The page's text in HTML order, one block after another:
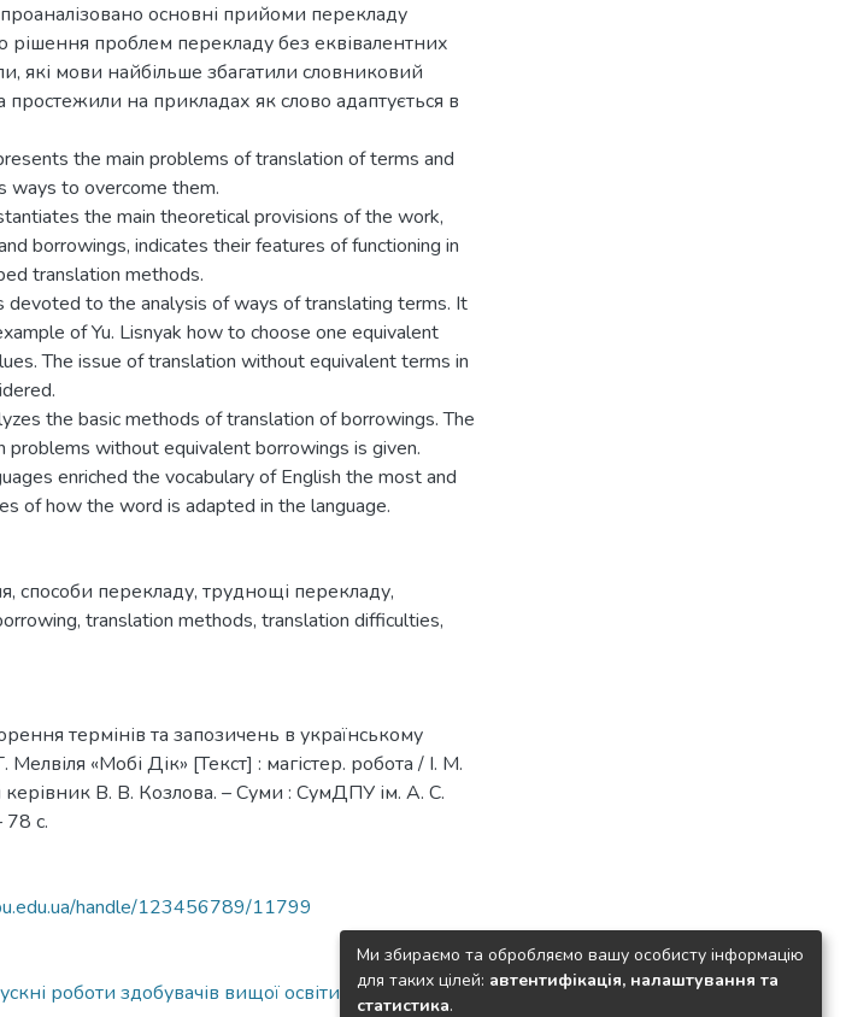
основні прийоми перекладу
рішення проблем перекладу без еквівалентних
які мови найбільше збагатили словниковий
простежили на прикладах як слово адаптується в
the main problems of translation of terms and
ways to overcome them.
the main theoretical provisions of the work,
borrowings, indicates their features of functioning in
translation methods.
devoted to the analysis of ways of translating terms. It
of Yu. Lisnyak how to choose one equivalent
The issue of translation without equivalent terms in
the basic methods of translation of borrowings. The
problems without equivalent borrowings is given.
enriched the vocabulary of English the most and
of how the word is adapted in the language.
, способи перекладу, труднощі перекладу,
, translation methods, translation difficulties,
термінів та запозичень в українському
«Мобі Дік» [Текст] : магістер. робота / І. М.
керівник В. В. Козлова. – Суми : СумДПУ ім. А. С.
с.
handle/123456789/11799
роботи здобувачів вищої освіти
Ми збираємо та обробляємо вашу особисту інформацію
для таких цілей: автентифікація, налаштування та
статистика.